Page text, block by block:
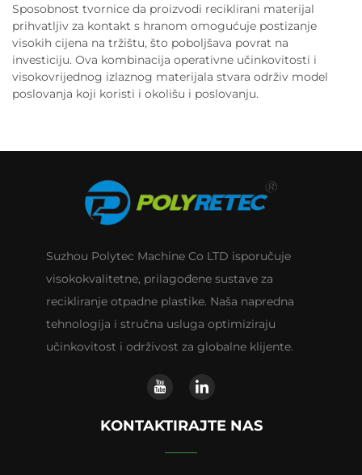
Sposobnost tvornice da proizvodi reciklirani materijal
prihvatljiv za kontakt s hranom omogućuje postizanje
visokih cijena na tržištu, što poboljšava povrat na
investiciju. Ova kombinacija operativne učinkovitosti i
visokovrijednog izlaznog materijala stvara održiv model
poslovanja koji koristi i okolišu i poslovanju.
Suzhou Polytec Machine Co LTD isporučuje
visokokvalitetne, prilagođene sustave za
recikliranje otpadne plastike. Naša napredna
tehnologija i stručna usluga optimiziraju
učinkovitost i održivost za globalne klijente.
KONTAKTIRAJTE NAS